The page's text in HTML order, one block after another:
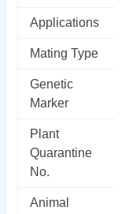
Applications
Mating Type
Genetic
Marker
Plant
Quarantine
No.
Animal